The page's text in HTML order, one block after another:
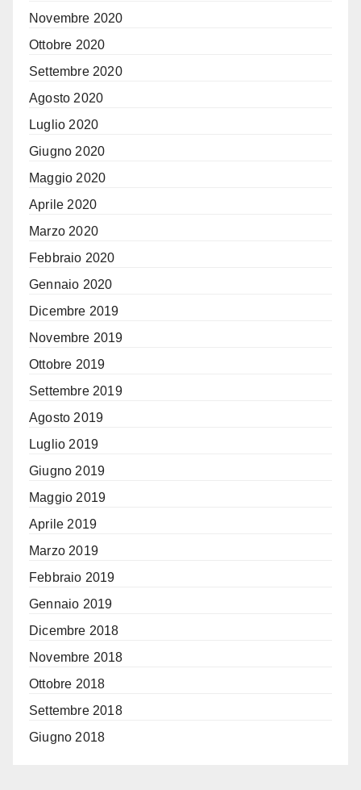
Novembre 2020
Ottobre 2020
Settembre 2020
Agosto 2020
Luglio 2020
Giugno 2020
Maggio 2020
Aprile 2020
Marzo 2020
Febbraio 2020
Gennaio 2020
Dicembre 2019
Novembre 2019
Ottobre 2019
Settembre 2019
Agosto 2019
Luglio 2019
Giugno 2019
Maggio 2019
Aprile 2019
Marzo 2019
Febbraio 2019
Gennaio 2019
Dicembre 2018
Novembre 2018
Ottobre 2018
Settembre 2018
Giugno 2018